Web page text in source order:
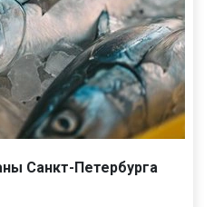
Санкт-Петербурга